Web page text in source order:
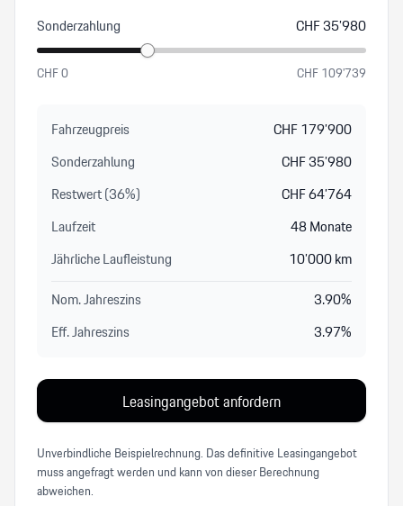
Sonderzahlung CHF35’980
CHF0 CHF109’739
Fahrzeugpreis CHF179’900
Sonderzahlung
CHF35’980
Restwert (36%) CHF64’764
Laufzeit
48Monate
Jährliche Laufleistung
10’000km
Nom. Jahreszins
3.90%
Eff. Jahreszins
3.97%
Leasingangebot anfordern
Unverbindliche Beispielrechnung. Das definitive Leasingangebot
muss angefragt werden und kann von dieser Berechnung
abweichen.